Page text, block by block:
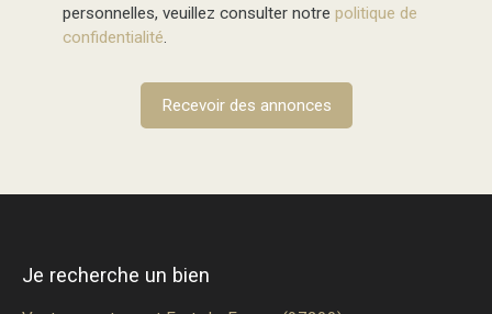
personnelles, veuillez consulter notre politique de
confidentialité.
Recevoir des annonces
Je recherche un bien